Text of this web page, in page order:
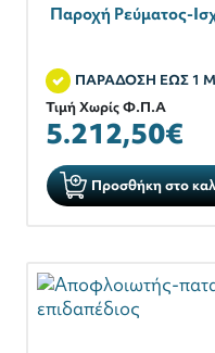
Παροχή Ρεύματος-
ΠΑΡΑΔΟΣΗ ΕΩΣ 1
Τιμή Χωρίς Φ.Π.Α
5.212,50€
Προσθήκη στο